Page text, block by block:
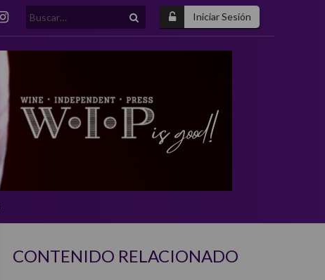
Iniciar Sesión
Buscar:
CONTENIDO RELACIONADO